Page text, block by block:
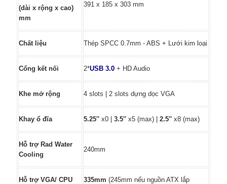
(dài x rộng x cao)
mm
391 x 185 x 303 mm
Chất liệu Thép SPCC 0.7mm - ABS + Lưới kim loại
Cổng kết nối 2*USB 3.0 + HD Audio
Khe mở rộng 4 slots | 2 slots dựng dọc VGA
Khay ổ đĩa 5.25'' x0 | 3.5'' x5 (max) | 2.5'' x8 (max)
Hỗ trợ Rad Water
Cooling
240mm
Hỗ trợ VGA/ CPU
335mm (245mm nếu nguồn ATX lắp